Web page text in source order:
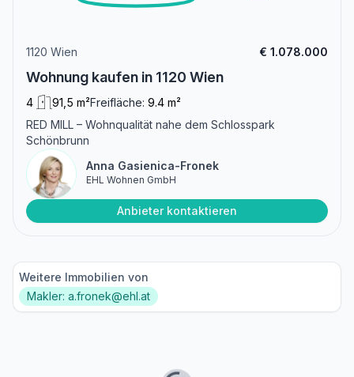
1120 Wien € 1.078.000
Wohnung kaufen in 1120 Wien
4 91,5 m²Freifläche: 9.4 m²
RED MILL – Wohnqualität nahe dem Schlosspark
Schönbrunn
Anna Gasienica-Fronek
EHL Wohnen GmbH
Anbieter kontaktieren
Weitere Immobilien von
Makler: a.fronek@ehl.at